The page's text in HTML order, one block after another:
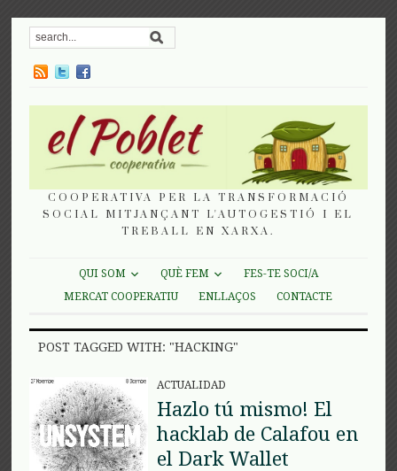
COOPERATIVA PER LA TRANSFORMACIÓ
SOCIAL MITJANÇANT L'AUTOGESTIÓ I EL
TREBALL EN XARXA.
QUI SOM QUÈ FEM
FES-TE SOCI/A
MERCAT COOPERATIU
ENLLAÇOS CONTACTE
POST TAGGED WITH: "HACKING"
ACTUALIDAD
Hazlo tú mismo! El
hacklab de Calafou en
el Dark Wallet